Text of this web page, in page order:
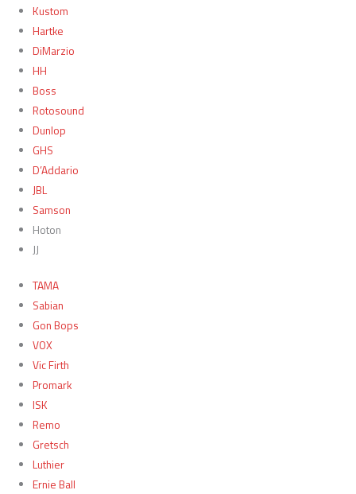
Kustom
Hartke
DiMarzio
HH
Boss
Rotosound
Dunlop
GHS
D’Addario
JBL
Samson
Hoton
JJ
TAMA
Sabian
Gon Bops
VOX
Vic Firth
Promark
ISK
Remo
Gretsch
Luthier
Ernie Ball